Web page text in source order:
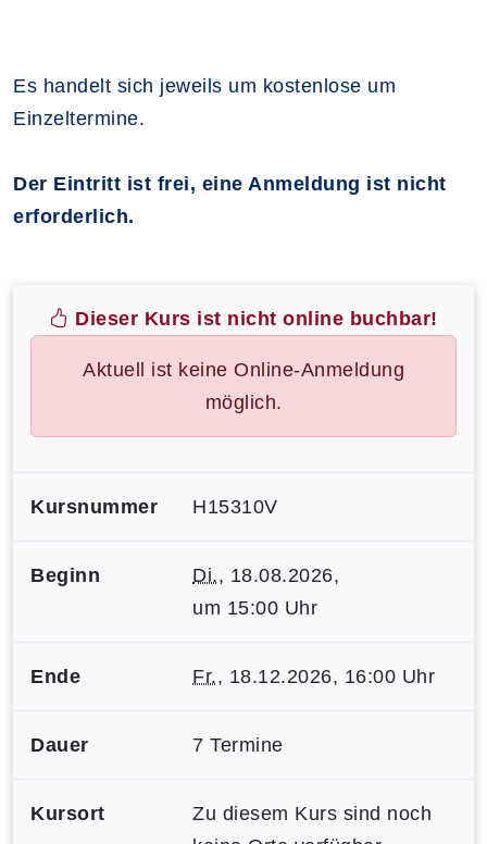
Es handelt sich jeweils um kostenlose um
Einzeltermine.
Der Eintritt ist frei, eine Anmeldung ist nicht
erforderlich.
Dieser Kurs ist nicht online buchbar!
Aktuell ist keine Online-Anmeldung
möglich.
Kursnummer H15310V
Beginn Di., 18.08.2026,
um 15:00 Uhr
Ende Fr., 18.12.2026, 16:00 Uhr
Dauer 7 Termine
Kursort
Zu diesem Kurs sind noch